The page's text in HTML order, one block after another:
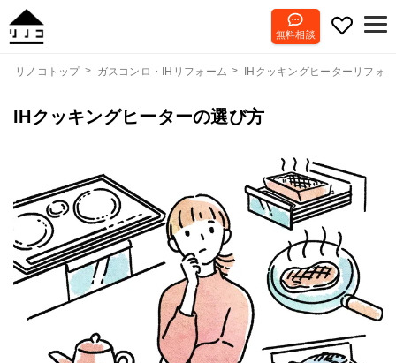
無料相談
リノコトップ ガスコンロ・IHリフォーム IHクッキングヒーターリフォ
IHクッキングヒーターの選び方